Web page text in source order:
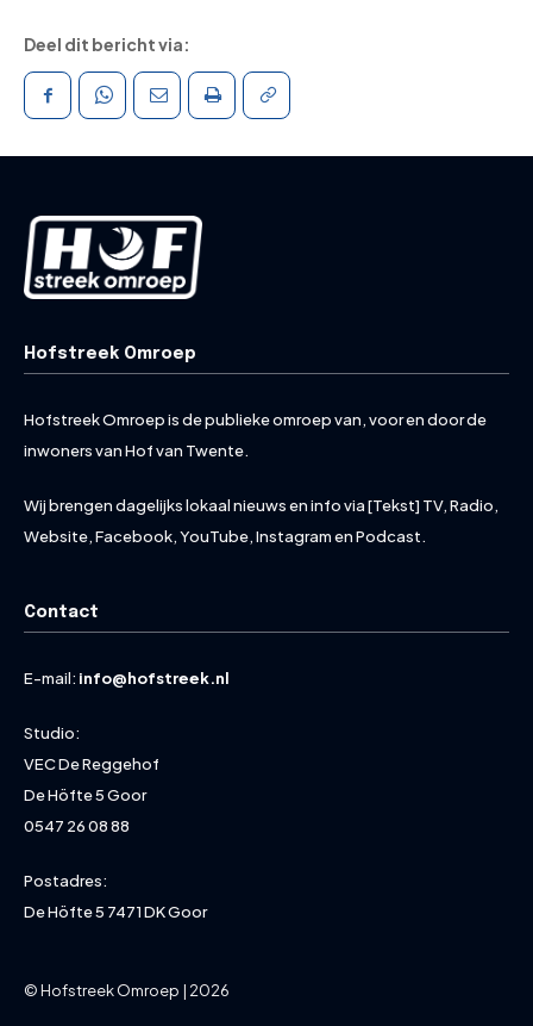
Deel dit bericht via:
Hofstreek Omroep
Hofstreek Omroep is de publieke omroep van, voor en door de
inwoners van Hof van Twente.
Wij brengen dagelijks lokaal nieuws en info via [Tekst] TV, Radio,
Website, Facebook, YouTube, Instagram en Podcast.
Contact
E-mail: info@hofstreek.nl
Studio:
VEC De Reggehof
De Höfte 5 Goor
0547 26 08 88
Postadres:
De Höfte 5 7471 DK Goor
© Hofstreek Omroep | 2026